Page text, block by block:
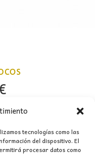
tecnologías como las
del dispositivo. El
procesar datos como